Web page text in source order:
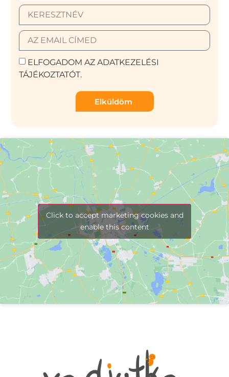
ELFOGADOM AZ ADATKEZELÉSI
TÁJÉKOZTATÓT.
Elküldöm
Click to accept marketing cookies and
enable this content